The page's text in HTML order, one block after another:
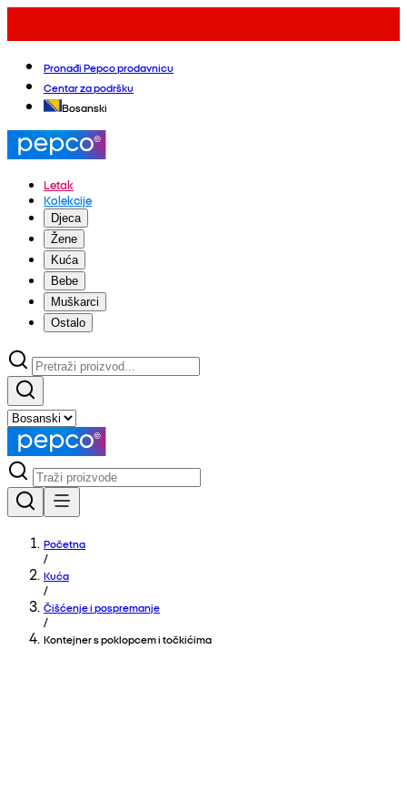
Pronađi Pepco prodavnicu
Centar za podršku
Bosanski
Letak
Kolekcije
Djeca
Žene
Kuća
Bebe
Muškarci
Ostalo
Početna
/
Kuća
/
Čišćenje i pospremanje
/
Kontejner s poklopcem i točkićima